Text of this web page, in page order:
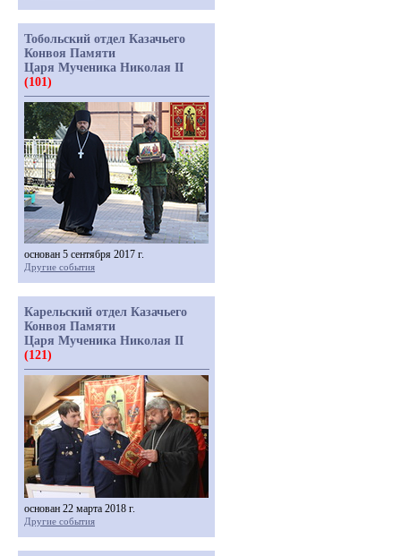
Тобольский отдел Казачьего
Конвоя Памяти
Царя Мученика Николая II
(101)
основан 5 сентября 2017 г.
Другие события
Карельский отдел Казачьего
Конвоя Памяти
Царя Мученика Николая II
(121)
основан 22 марта 2018 г.
Другие события